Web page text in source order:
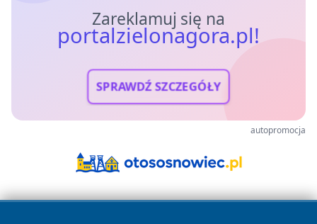
Zareklamuj się na
portalzielonagora.pl!
SPRAWDŹ SZCZEGÓŁY
autopromocja